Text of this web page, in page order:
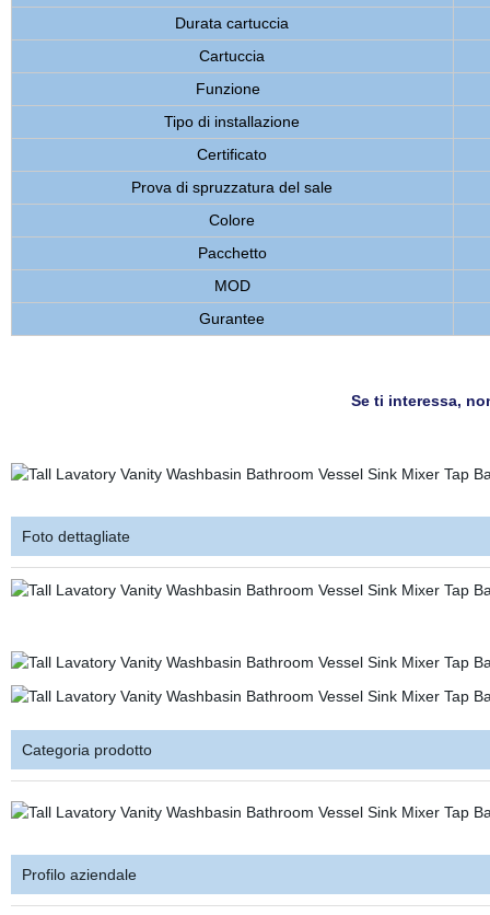
Durata cartuccia
Cartuccia
Funzione
Tipo di installazione
Certificato
Prova di spruzzatura del sale
Colore
Pacchetto
MOD
Gurantee
Se ti interessa,
Foto dettagliate
Categoria prodotto
Profilo aziendale